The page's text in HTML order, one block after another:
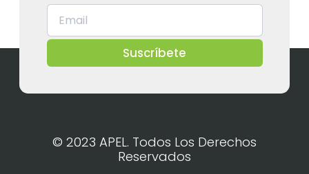
Suscríbete
© 2023 APEL. Todos Los Derechos
Reservados